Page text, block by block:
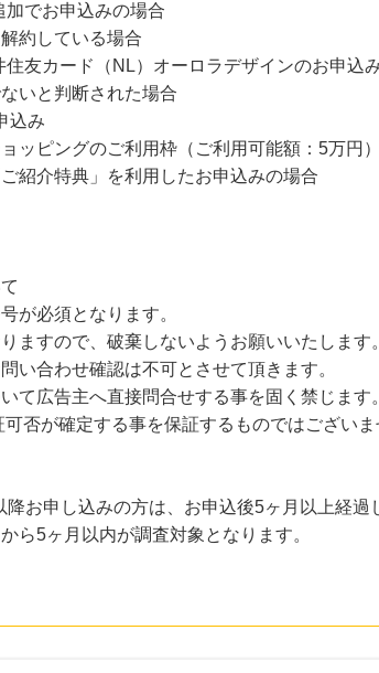
加でお申込みの場合
約している場合
住友カード（NL）オーロラデザインのお申込
いと判断された場合
込み
ッピングのご利用枠（ご利用可能額：5万円
紹介特典」を利用したお申込みの場合
が必須となります。
ますので、破棄しないようお願いいたします。
い合わせ確認は不可とさせて頂きます。
て広告主へ直接問合せする事を固く禁じます
否が確定する事を保証するものではござい
お申し込みの方は、お申込後5ヶ月以上経過
ら5ヶ月以内が調査対象となります。